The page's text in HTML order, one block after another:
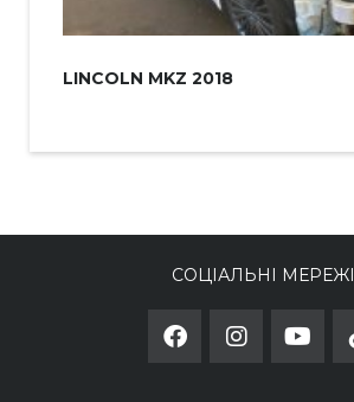
LINCOLN MKZ 2018
СОЦІАЛЬНІ МЕРЕЖІ